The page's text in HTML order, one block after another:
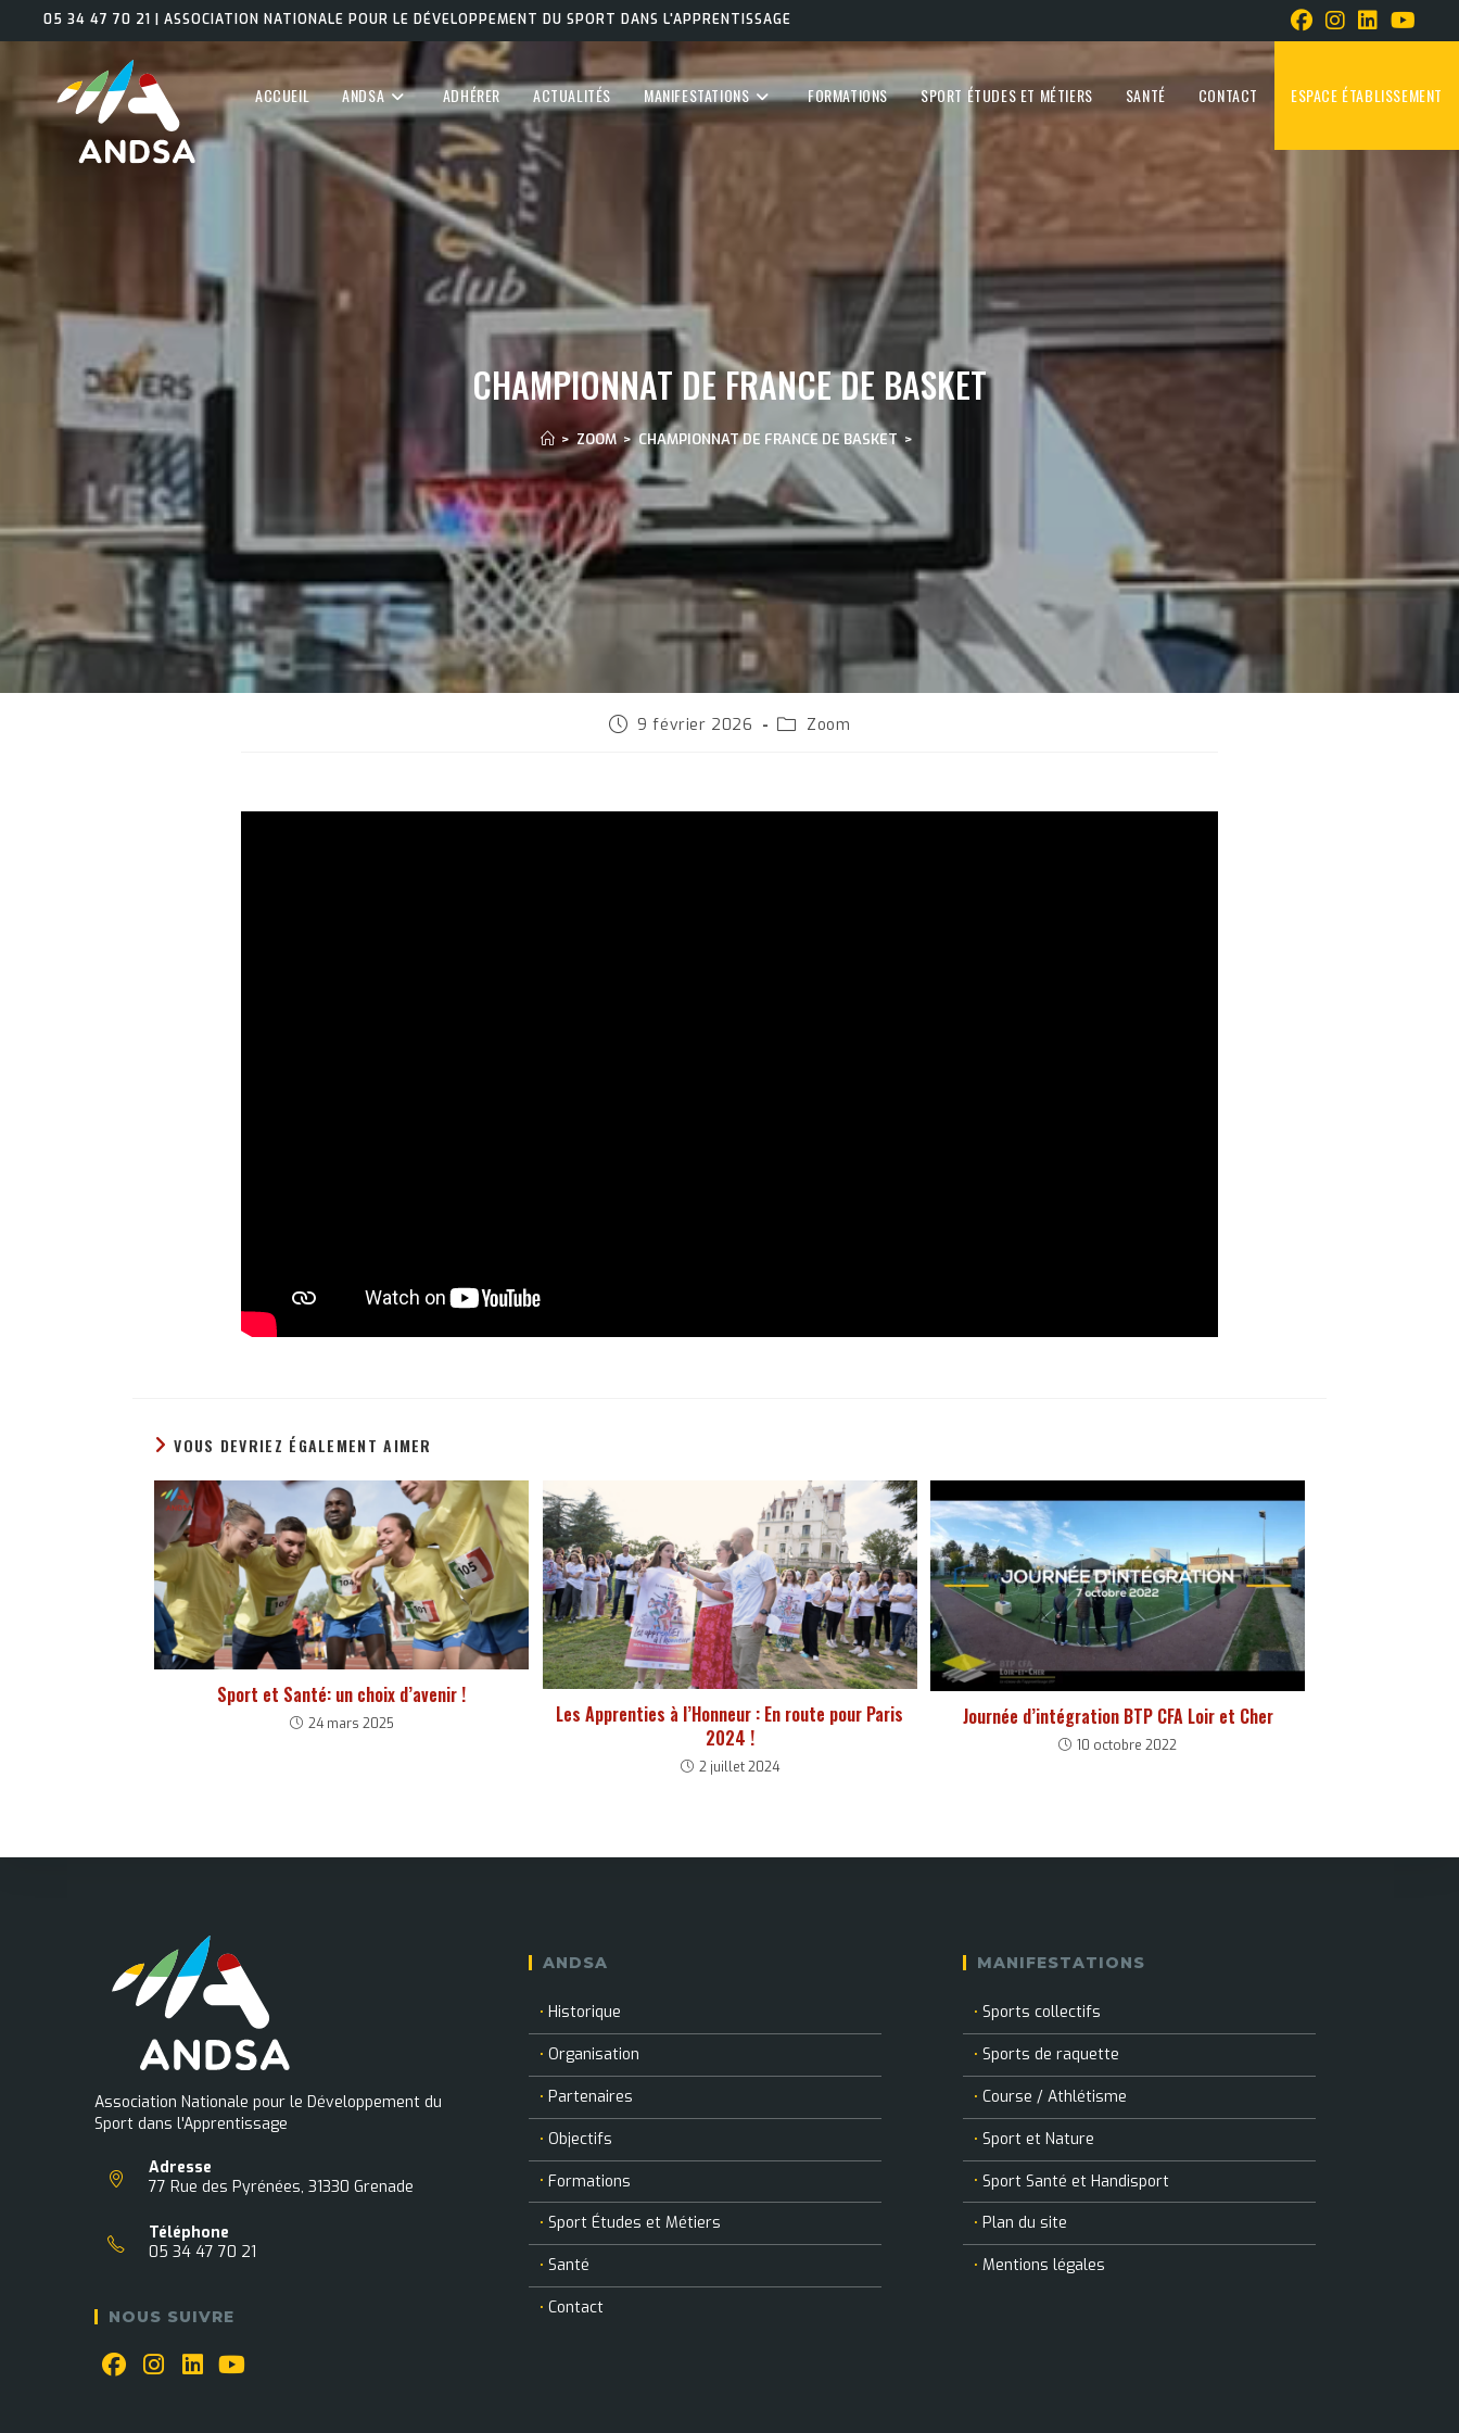
to
05 34 47 70 21 | ASSOCIATION NATIONALE POUR LE DÉVELOPPEMENT DU SPORT DANS L'APPRENTISSAGE
ACCUEIL ANDSA ADHÉRER ACTUALITÉS MANIFESTATIONS FORMATIONS SPORT ÉTUDES ET MÉTIERS SANTÉ CONTACT ESPACE ÉTABLISSEMENT
CHAMPIONNAT DE FRANCE DE BASKET
> ZOOM > CHAMPIONNAT DE FRANCE DE BASKET >
Publication
9 février 2026
PostZoom
VOUS DEVRIEZ ÉGALEMENT AIMER
Sport et Santé: un choix d’avenir !
24 mars 2025
Les Apprenties à l’Honneur : En route pour Paris
2024 !
2 juillet 2024
Journée d’intégration BTP CFA Loir et Cher
10 octobre 2022
Association Nationale pour le Développement du
Sport dans l'Apprentissage
Adresse
77 Rue des Pyrénées, 31330 Grenade
Téléphone
05 34 47 70 21
NOUS SUIVRE
ANDSA
Historique
Organisation
Partenaires
Objectifs
Formations
Sport Études et Métiers
Santé
Contact
MANIFESTATIONS
Sports collectifs
Sports de raquette
Course / Athlétisme
Sport et Nature
Sport Santé et Handisport
Plan du site
Mentions légales